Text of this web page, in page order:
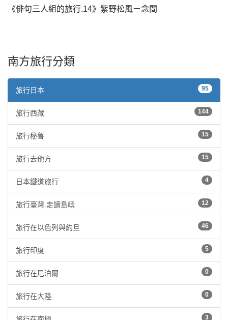
《俳句三人組的旅行.14》紫野松風ㄧ念間
南方旅行分類
旅行日本 95
旅行西藏 144
旅行秘魯 15
旅行去他方 15
日本鐵道旅行 4
旅行臺灣.走讀島嶼 12
旅行在以色列與約旦 46
旅行印度 5
旅行在尼泊爾 0
旅行在大陸 0
3